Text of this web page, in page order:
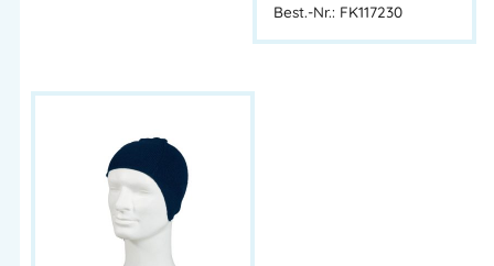
Best.-Nr.: FK117230